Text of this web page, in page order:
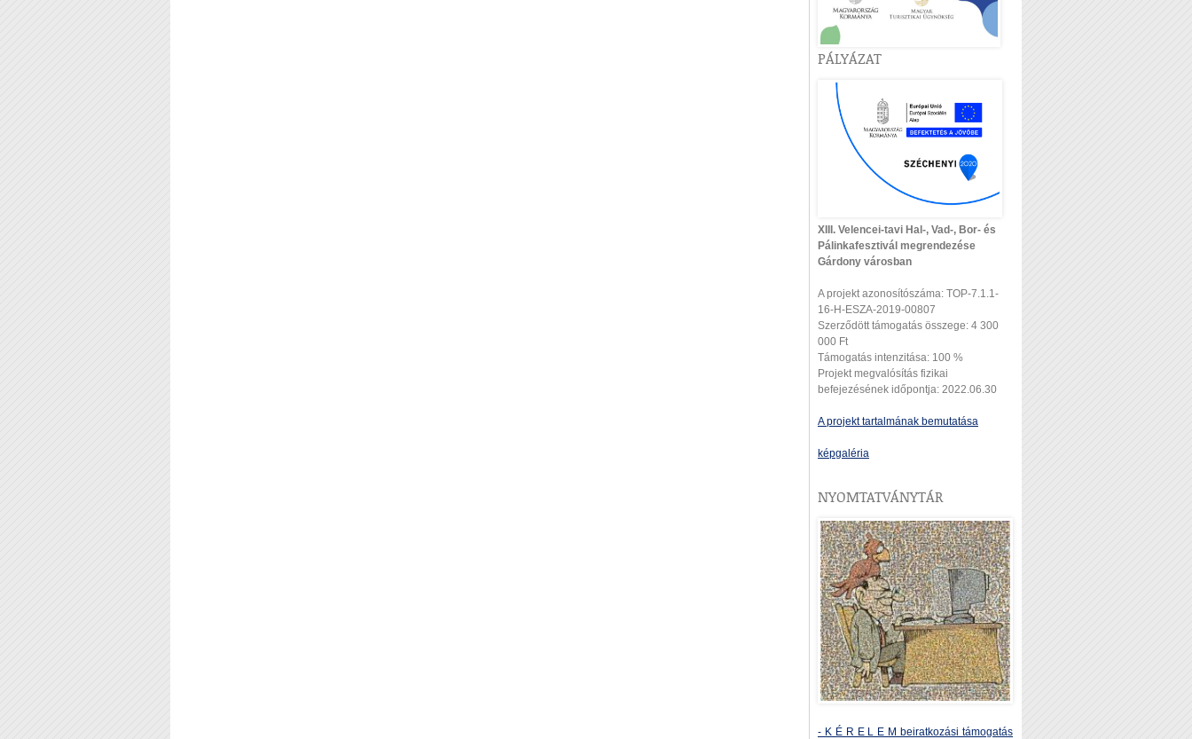
PÁLYÁZAT
XIII. Velencei-tavi Hal-, Vad-, Bor- és
Pálinkafesztivál megrendezése
Gárdony városban
A projekt azonosítószáma: TOP-7.1.1-
16-H-ESZA-2019-00807
Szerződött támogatás összege: 4 300
000 Ft
Támogatás intenzitása: 100 %
Projekt megvalósítás fizikai
befejezésének időpontja: 2022.06.30
A projekt tartalmának bemutatása
képgaléria
NYOMTATVÁNYTÁR
- K É R E L E M beiratkozási támogatás